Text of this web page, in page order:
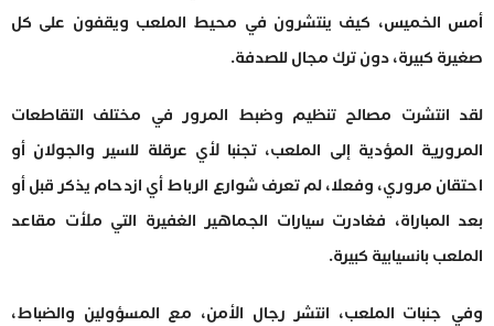
أمس الخميس، كيف ينتشرون في محيط الملعب ويقفون على كل
صغيرة كبيرة، دون ترك مجال للصدفة.
لقد انتشرت مصالح تنظيم وضبط المرور في مختلف التقاطعات
المرورية المؤدية إلى الملعب، تجنبا لأي عرقلة للسير والجولان أو
احتقان مروري، وفعلا، لم تعرف شوارع الرباط أي ازدحام يذكر قبل أو
بعد المباراة، فغادرت سيارات الجماهير الغفيرة التي ملأت مقاعد
الملعب بانسيابية كبيرة.
وفي جنبات الملعب، انتشر رجال الأمن، مع المسؤولين والضباط،